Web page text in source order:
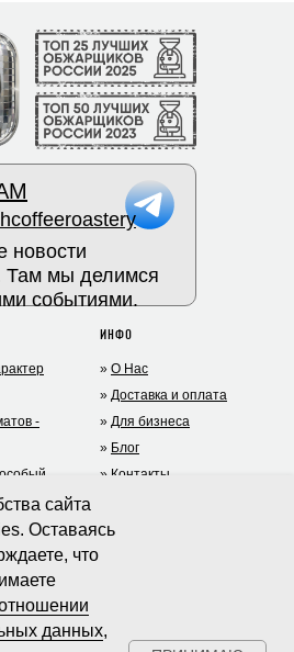
-
ИНФО
» О Нас
» Доставка и оплата
» Для бизнеса
» Блог
» Контакты
(TG)
обработки
новости
Там мы делимся
событиями.
сайта
Оставаясь
что
данных,